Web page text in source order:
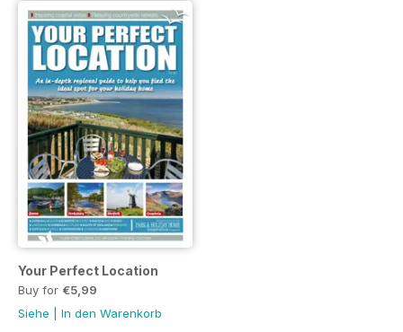
Your Perfect Location
Buy for €5,99
Siehe
In den Warenkorb